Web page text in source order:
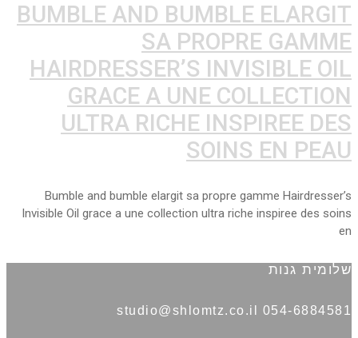
BUMBLE AND BUMBLE ELARGIT
SA PROPRE GAMME
HAIRDRESSER’S INVISIBLE OIL
GRACE A UNE COLLECTION
ULTRA RICHE INSPIREE DES
SOINS EN PEAU
Bumble and bumble elargit sa propre gamme Hairdresser’s
Invisible Oil grace a une collection ultra riche inspiree des soins
en
שלומית גנות
054-6884581 studio@shlomtz.co.il